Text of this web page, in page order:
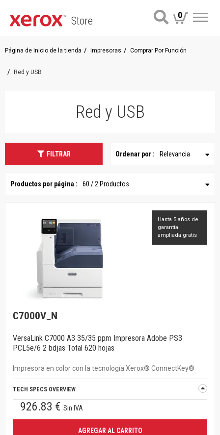
Store 0
Página de Inicio de la tienda Impresoras Comprar Por Función
Red y USB
Red y USB
FILTRAR Ordenar por : Relevancia
Productos por página : 60 / 2 Productos
Hasta 5 años de
garantía
ampliada gratis
C7000V_N
VersaLink C7000 A3 35/35 ppm Impresora Adobe PS3
PCL5e/6 2 bdjas Total 620 hojas
Impresora en color con la tecnología Xerox® ConnectKey®
TECH SPECS OVERVIEW
926.83 € Sin IVA
AGREGAR AL CARRITO